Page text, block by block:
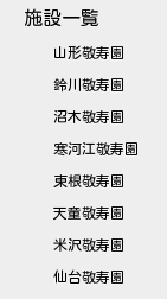
施設一覧
山形敬寿園
鈴川敬寿園
沼木敬寿園
寒河江敬寿園
東根敬寿園
天童敬寿園
米沢敬寿園
仙台敬寿園